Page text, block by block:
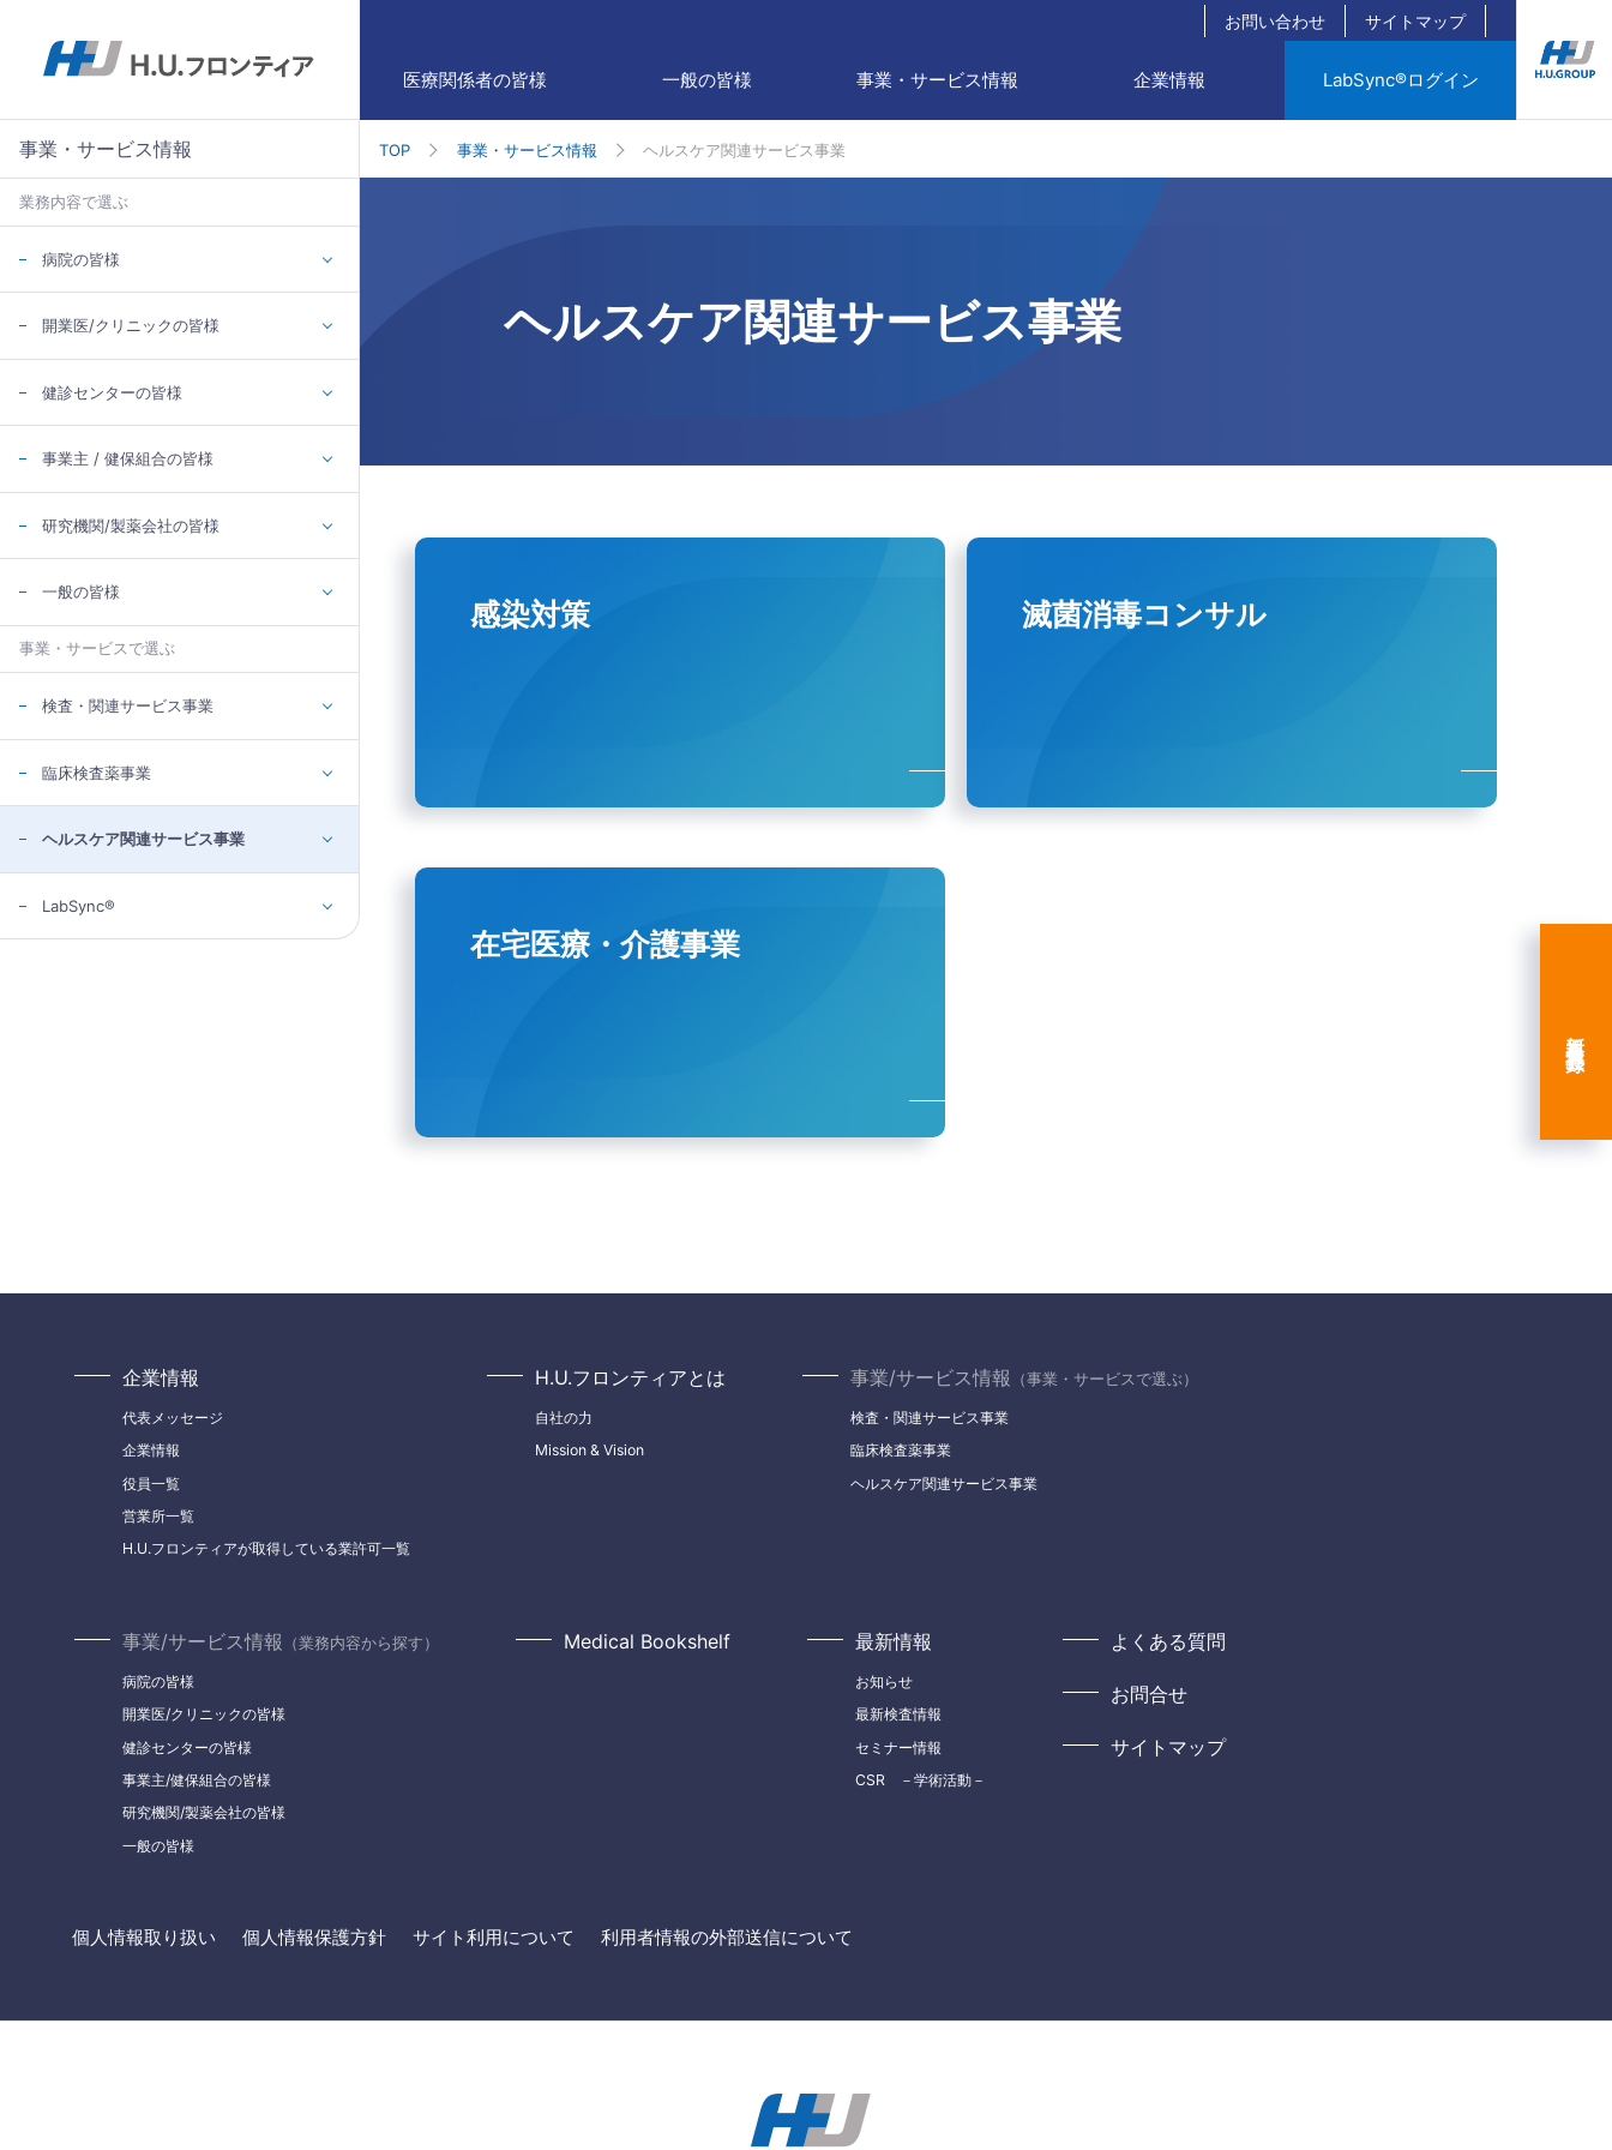
医療関係者の皆様 一般の皆様 事業・サービス情報 企業情報 LabSync®ログイン
お問い合わせ サイトマップ
新規会員登録
TOP 事業・サービス情報 ヘルスケア関連サービス事業
ヘルスケア関連サービス事業
感染対策 滅菌消毒コンサル
在宅医療・介護事業
事業・サービス情報
業務内容で選ぶ
病院の皆様
開業医/クリニックの皆様
健診センターの皆様
事業主 / 健保組合の皆様
研究機関/製薬会社の皆様
一般の皆様
事業・サービスで選ぶ
検査・関連サービス事業
臨床検査薬事業
ヘルスケア関連サービス事業
LabSync®
企業情報
代表メッセージ
企業情報
役員一覧
営業所一覧
H.U.フロンティアが取得している業許可一覧
H.U.フロンティアとは
自社の力
Mission & Vision
事業/サービス情報 （事業・サービスで選ぶ）
検査・関連サービス事業
臨床検査薬事業
ヘルスケア関連サービス事業
事業/サービス情報 （業務内容から探す）
病院の皆様
開業医/クリニックの皆様
健診センターの皆様
事業主/健保組合の皆様
研究機関/製薬会社の皆様
一般の皆様
Medical Bookshelf 最新情報
お知らせ
最新検査情報
セミナー情報
CSR －学術活動－
よくある質問
お問合せ
サイトマップ
個人情報取り扱い 個人情報保護方針 サイト利用について 利用者情報の外部送信について